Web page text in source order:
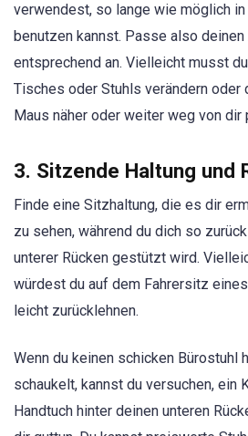
verwendest, so lange wie möglich
benutzen kannst. Passe also
entsprechend an. Vielleicht musst
Tisches oder Stuhls verändern oder
Maus näher oder weiter weg von dir
3. Sitzende Haltung und
Finde eine Sitzhaltung, die es dir
zu sehen, während du dich so
unterer Rücken gestützt wird.
würdest du auf dem Fahrersitz
leicht zurücklehnen.
Wenn du keinen schicken Bürostuhl
schaukelt, kannst du versuchen, ein
Handtuch hinter deinen unteren